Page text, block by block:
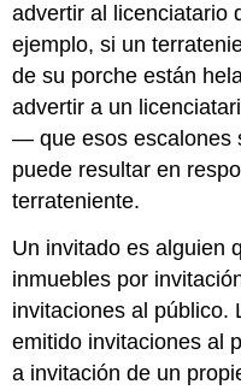
advertir al licenciatario
ejemplo, si un
de su porche están
advertir a un
— que esos escalones
puede resultar en
terrateniente.
Un invitado es alguien
inmuebles por
invitaciones al público.
emitido invitaciones al
a invitación de un